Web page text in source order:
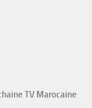
TV Marocaine